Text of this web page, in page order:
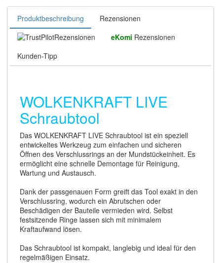
Produktbeschreibung
Rezensionen
Rezensionen
eKomi Rezensionen
Kunden-Tipp
WOLKENKRAFT LIVE
Schraubtool
Das WOLKENKRAFT LIVE Schraubtool ist ein speziell
entwickeltes Werkzeug zum einfachen und sicheren
Öffnen des Verschlussrings an der Mundstückeinheit. Es
ermöglicht eine schnelle Demontage für Reinigung,
Wartung und Austausch.
Dank der passgenauen Form greift das Tool exakt in den
Verschlussring, wodurch ein Abrutschen oder
Beschädigen der Bauteile vermieden wird. Selbst
festsitzende Ringe lassen sich mit minimalem
Kraftaufwand lösen.
Das Schraubtool ist kompakt, langlebig und ideal für den
regelmäßigen Einsatz.